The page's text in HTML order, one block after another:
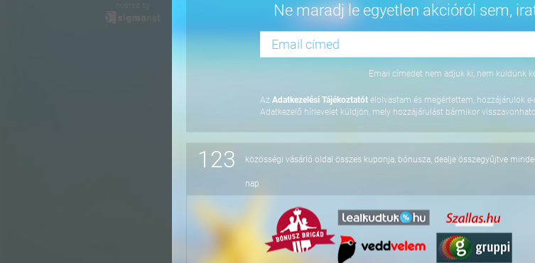
Ne maradj le egyetlen akcióról sem,
Email címedet nem adjuk ki, nem küldünk
Az Adatkezelési Tájékoztatót elolvastam és megértettem, hozzájárulok
Adatkezelő hírlevelet küldjön, mely hozzájárulást bármikor
123 közösségi vásárló oldal összes kuponja, bónusza, dealje összegyűjtve
nap
hosted by
2 éjszaka 2 fő
2026. október 22-
-16% 4 napos
3 éjszaka 2 fő
Apartman
9740 Bük,
orango